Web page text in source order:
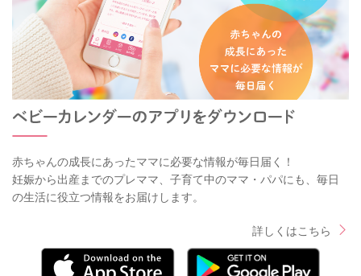
赤ちゃんの成長にあったママに必要な情報が毎日届く！
妊娠から出産までのプレママ、子育て中のママ・パパにも、毎日
の生活に役立つ情報をお届けします。
詳しくはこちら